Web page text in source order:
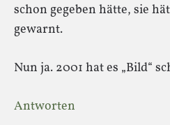
schon gegeben hätte, sie
gewarnt.
Nun ja. 2001 hat es „Bild“
Antworten